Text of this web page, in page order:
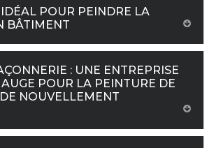
POUR PEINDRE LA
BÂTIMENT
: UNE ENTREPRISE
POUR LA PEINTURE DE
NOUVELLEMENT